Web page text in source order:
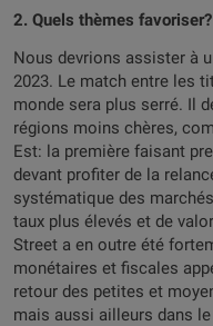
2. Quels thèmes favoriser?
Nous devrions assister à
2023. Le match entre les
monde sera plus serré. Il
régions moins chères,
Est: la première faisant
devant profiter de la
systématique des
taux plus élevés et de
Street a en outre été
monétaires et fiscales
retour des petites et
mais aussi ailleurs dans